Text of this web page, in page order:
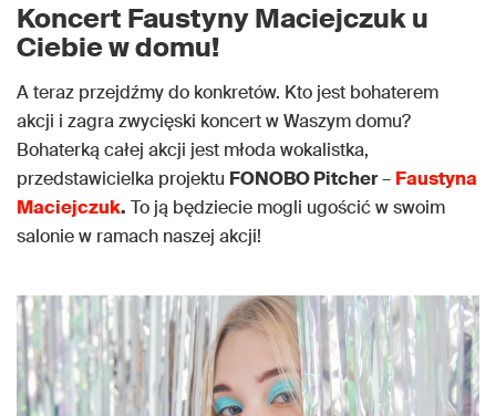
Koncert Faustyny Maciejczuk u
Ciebie w domu!
A teraz przejdźmy do konkretów. Kto jest bohaterem
akcji i zagra zwycięski koncert w Waszym domu?
Bohaterką całej akcji jest młoda wokalistka,
przedstawicielka projektu FONOBO Pitcher– Faustyna
Maciejczuk. To ją będziecie mogli ugościć w swoim
salonie w ramach naszej akcji!